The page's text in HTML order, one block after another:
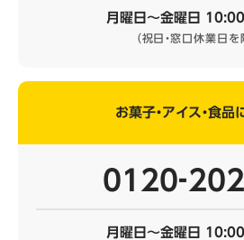
月曜日～金曜日
（祝日・窓口休業日を
お菓子・アイス・食品
月曜日～金曜日